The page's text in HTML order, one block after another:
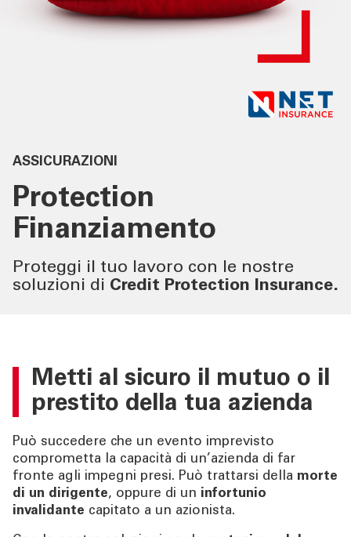
ATTUALITÀ
CONTATTI
ASSICURAZIONI
Protection
Finanziamento
Proteggi il tuo lavoro con le nostre
soluzioni di Credit Protection Insurance.
Metti al sicuro il mutuo o il
prestito della tua azienda
Può succedere che un evento imprevisto
comprometta la capacità di un’azienda di far
fronte agli impegni presi. Può trattarsi della morte
di un dirigente, oppure di un infortunio
invalidante capitato a un azionista.